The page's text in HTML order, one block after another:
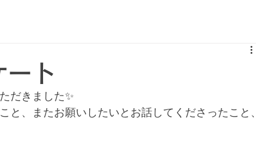
ート
だきました✨
と、またお願いしたいとお話してくださったこと、